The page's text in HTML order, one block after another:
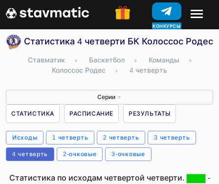
КОНКУРСЫ
Статистика 4 четверти БК Колоссос Родес
Ставматик › Баскетбол › Команды
›
Колоссос Родес
› 4 четверть
Серии ▼
СТАТИСТИКА РАСПИСАНИЕ РЕЗУЛЬТАТЫ
Исходы 1 четверть 2 четверть 3 четверть
4 четверть 2-очковые 3-очковые
Статистика по исходам четвертой четверти.
-